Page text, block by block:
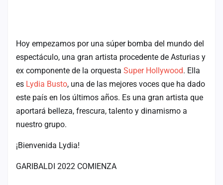
Hoy empezamos por una súper bomba del mundo del
espectáculo, una gran artista procedente de Asturias y
ex componente de la orquesta Super Hollywood. Ella
es Lydia Busto, una de las mejores voces que ha dado
este país en los últimos años. Es una gran artista que
aportará belleza, frescura, talento y dinamismo a
nuestro grupo.
¡Bienvenida Lydia!
GARIBALDI 2022 COMIENZA